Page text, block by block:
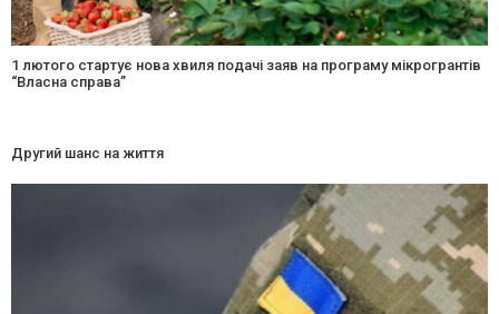
1 лютого стартує нова хвиля подачі заяв на програму мікрогрантів
“Власна справа”
Другий шанс на життя